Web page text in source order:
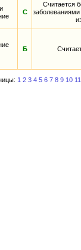
С
Считается
Б
1 2 3 4 5 6 7 8 9 10 11